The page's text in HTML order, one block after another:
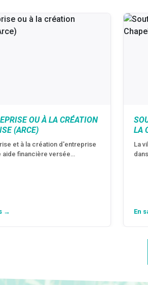
OU À LA CRÉATION
(ARCE)
et à la création d'entreprise
aide financière versée…
→
LA
La
En